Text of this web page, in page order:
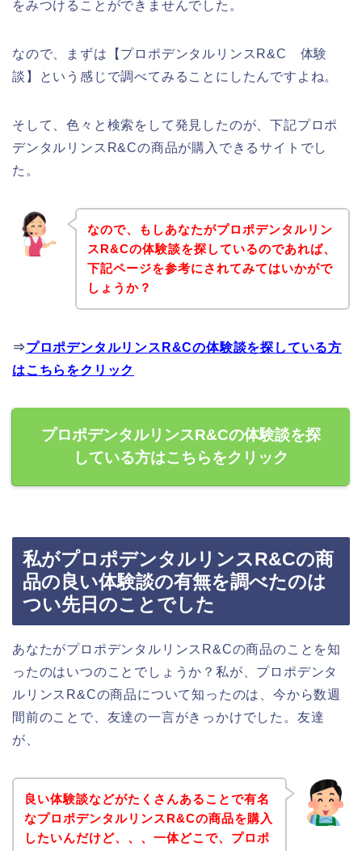
をみつけることができませんでした。
なので、まずは【プロポデンタルリンスR&C 体験
談】という感じで調べてみることにしたんですよね。
そして、色々と検索をして発見したのが、下記プロポ
デンタルリンスR&Cの商品が購入できるサイトでし
た。
なので、もしあなたがプロポデンタルリン
スR&Cの体験談を探しているのであれば、
下記ページを参考にされてみてはいかがで
しょうか？
⇒プロポデンタルリンスR&Cの体験談を探している方
はこちらをクリック
プロポデンタルリンスR&Cの体験談を探
している方はこちらをクリック
私がプロポデンタルリンスR&Cの商
品の良い体験談の有無を調べたのは
つい先日のことでした
あなたがプロポデンタルリンスR&Cの商品のことを知
ったのはいつのことでしょうか？私が、プロポデンタ
ルリンスR&Cの商品について知ったのは、今から数週
間前のことで、友達の一言がきっかけでした。友達
が、
良い体験談などがたくさんあることで有名
なプロポデンタルリンスR&Cの商品を購入
したいんだけど、、、一体どこで、プロポ